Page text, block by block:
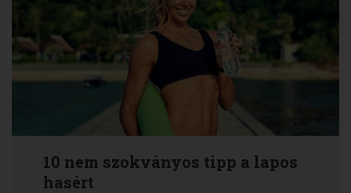
10 nem szokványos tipp a lapos
hasért